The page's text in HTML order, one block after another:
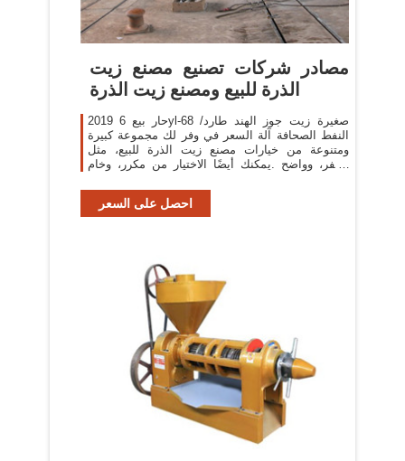
مصادر شركات تصنيع مصنع زيت
الذرة للبيع ومصنع زيت الذرة
2019 حار بيع 6yl-68 صغيرة زيت جوز الهند طارد/
النفط الصحافة آلة السعر في وفر لك مجموعة كبيرة
ومتنوعة من خيارات مصنع زيت الذرة للبيع، مثل
أصفر، وواضح .يمكنك أيضًا الاختيار من مكرر، وخام
احصل على السعر